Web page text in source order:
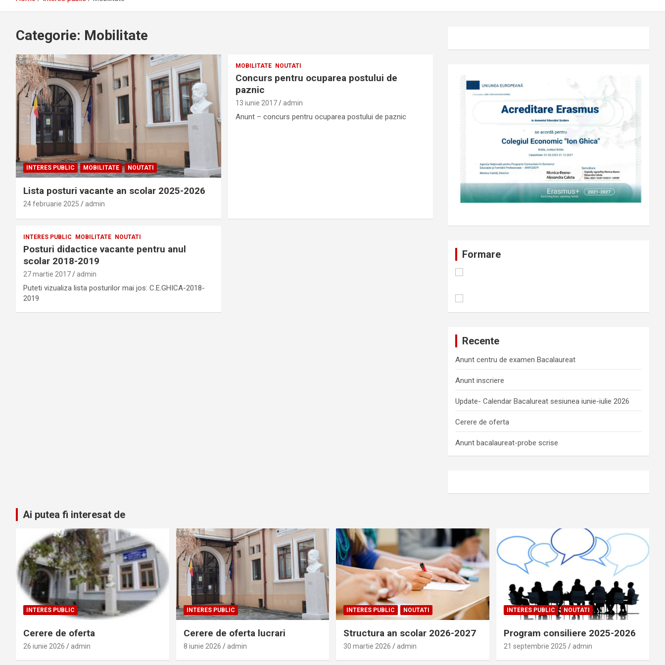
Categorie: Mobilitate
INTERES PUBLIC MOBILITATE NOUTATI
Lista posturi vacante an scolar 2025-2026
24 februarie 2025 admin
MOBILITATE NOUTATI
Concurs pentru ocuparea postului de
paznic
13 iunie 2017 admin
Anunt – concurs pentru ocuparea postului de paznic
INTERES PUBLIC MOBILITATE NOUTATI
Posturi didactice vacante pentru anul
scolar 2018-2019
27 martie 2017 admin
Puteti vizualiza lista posturilor mai jos: C.E.GHICA-2018-
2019
Formare
Recente
Anunt centru de examen Bacalaureat
Anunt inscriere
Update- Calendar Bacalureat sesiunea iunie-iulie 2026
Cerere de oferta
Anunt bacalaureat-probe scrise
Ai putea fi interesat de
INTERES PUBLIC
Cerere de oferta
26 iunie 2026 admin
INTERES PUBLIC
Cerere de oferta lucrari
8 iunie 2026 admin
INTERES PUBLIC NOUTATI
Structura an scolar 2026-2027
30 martie 2026 admin
INTERES PUBLIC NOUTATI
Program consiliere 2025-2026
21 septembrie 2025 admin